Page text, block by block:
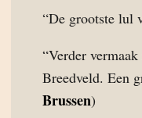
“De grootste lul
“Verder
Breedveld. Een
Brussen)